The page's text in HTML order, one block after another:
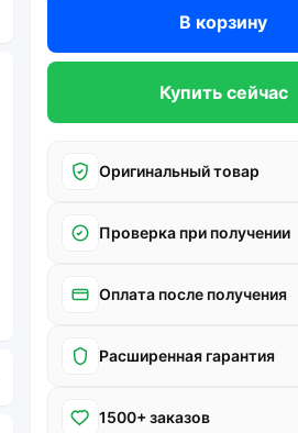
В корзину
Купить сейчас
Оригинальный товар
Проверка при получении
Оплата после получения
Расширенная гарантия
1500+ заказов